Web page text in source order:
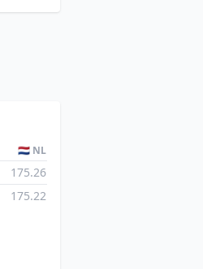
🇳🇱 NL
175.26
175.22